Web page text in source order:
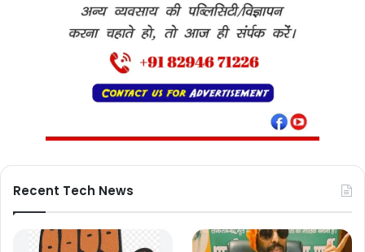
Recent Tech News